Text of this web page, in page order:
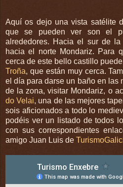
Aquí os dejo una vista satélite
que se pueden ver son el
alrededores. Hacia el sur de la
hacia el norte Mondariz. Para
cerca de este bello castillo
Troña, que están muy cerca.
el día para darse un baño en las
de la zona, visitar Mondariz, o
doVelai, una de las mejores
sois aficionados a todo lo
podéis ver un listado de todos
con sus correspondientes
amigo Juan Luis de